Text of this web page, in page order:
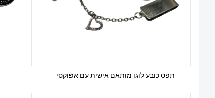
תפס כובע לוגו מותאם אישית עם אפוקסי